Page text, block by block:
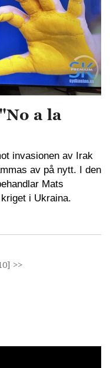
a la
invasionen av Irak
av på nytt. I den
Mats
i Ukraina.
>>